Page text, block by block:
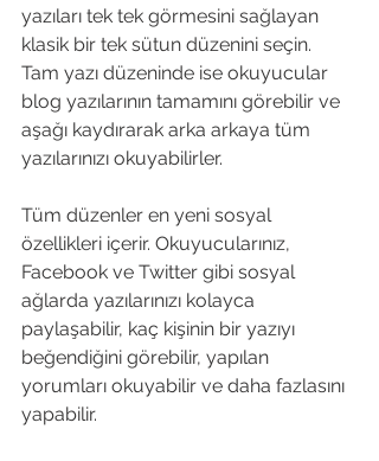
yazıları tek tek görmesini sağlayan
klasik bir tek sütun düzenini seçin.
Tam yazı düzeninde ise okuyucular
blog yazılarının tamamını görebilir ve
aşağı kaydırarak arka arkaya tüm
yazılarınızı okuyabilirler.
Tüm düzenler en yeni sosyal
özellikleri içerir. Okuyucularınız,
Facebook ve Twitter gibi sosyal
ağlarda yazılarınızı kolayca
paylaşabilir, kaç kişinin bir yazıyı
beğendiğini görebilir, yapılan
yorumları okuyabilir ve daha fazlasını
yapabilir.